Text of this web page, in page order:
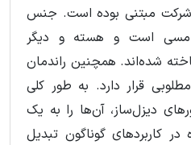
شرکت مبتنی بوده است. جنس
مسی است و هسته و دیگر
شده‌اند. همچنین راندمان
قرار دارد. به طور کلی
دیزل‌ساز، آن‌ها را به یک
کاربردهای گوناگون تبدیل